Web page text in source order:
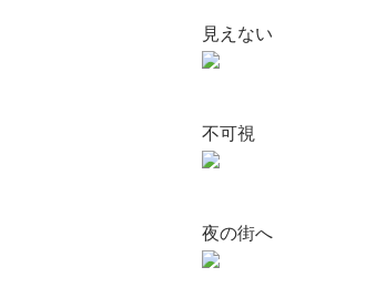
見えない
不可視
夜の街へ